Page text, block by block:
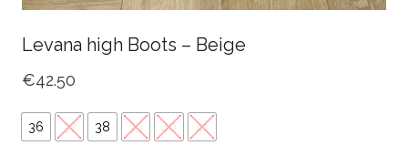
Levana high Boots – Beige
€42.50
36 37 38 39 40 41